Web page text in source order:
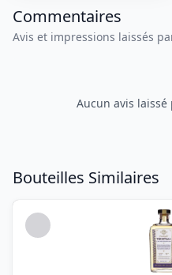
Commentaires
Avis et impressions laissés
Aucun avis
Bouteilles Similaires